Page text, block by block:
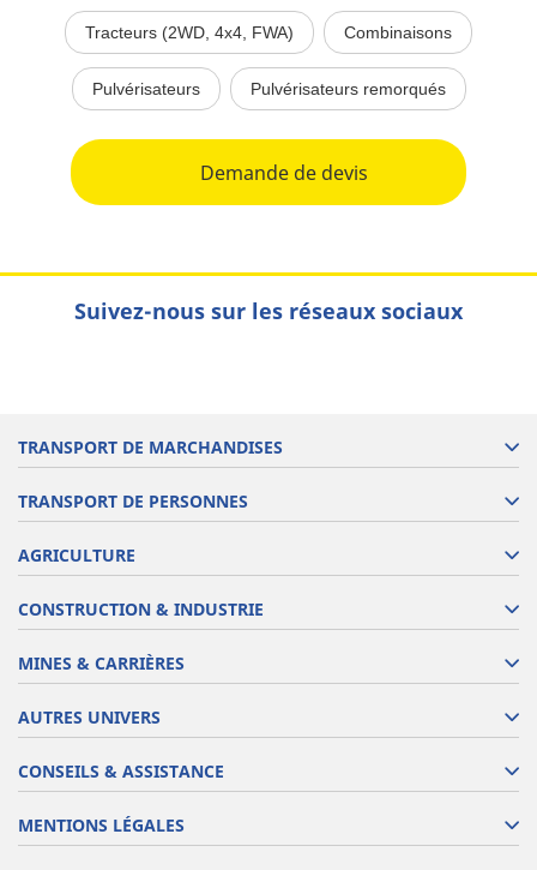
Tracteurs (2WD, 4x4, FWA) Combinaisons
Pulvérisateurs Pulvérisateurs remorqués
Demande de devis
Suivez-nous sur les réseaux sociaux
TRANSPORT DE MARCHANDISES
TRANSPORT DE PERSONNES
AGRICULTURE
CONSTRUCTION & INDUSTRIE
MINES & CARRIÈRES
AUTRES UNIVERS
CONSEILS & ASSISTANCE
MENTIONS LÉGALES